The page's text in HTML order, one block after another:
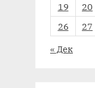
19
20
26
27
« Дек